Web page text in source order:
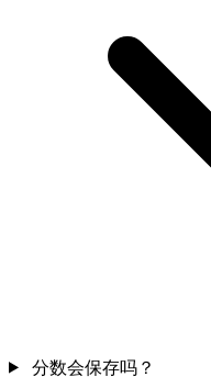
分数会保存吗？